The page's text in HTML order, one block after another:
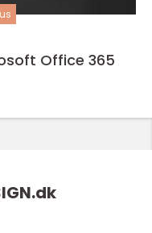
Office 365
dk